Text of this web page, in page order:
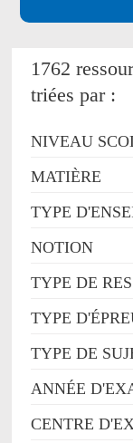
1762
triées par :
NIVEAU
MATIÈRE
TYPE
NOTION
TYPE DE
TYPE
TYPE DE
ANNÉE
CENTRE